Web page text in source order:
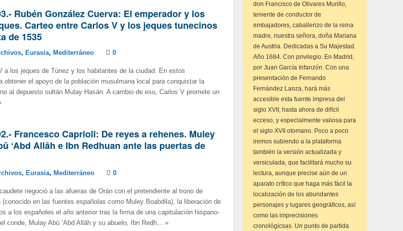
Rubén González Cuerva: El emperador y los
Carteo entre Carlos V y los jeques tunecinos
de 1535
, Eurasia, Mediterráneo 0
a los jeques de Túnez y los habitantes de la ciudad. En estos
obtener el apoyo de la población musulmana local para conquistar la
al depuesto sultán Mulay Hasán. A cambio de eso, Carlos V promete un
Francesco Caprioli: De reyes a rehenes. Muley
‘Abd Allāh e Ibn Redhuan ante las puertas de
, Eurasia, Mediterráneo 0
negoció a las afueras de Orán con el pretendiente al trono de
(conocido en las fuentes españolas como Muley Boabdila), la liberación de
a los españoles el año anterior tras la firma de una capitulación hispano-
conde, Mulay Abū ‘Abd Allāh y su abuelo, Ibn Redh... »
don Francisco de Olivares Murillo,
teniente de conductor de
embajadores, caballerizo de la reina
madre, nuestra señora, doña Mariana
de Austria. Dedicadas a Su Majestad.
Año 1684. Con privilegio. En Madrid,
por Juan García Infanzón. Con una
presentación de Fernando
Fernández Lanza, hará más
accesible esta fuente impresa del
siglo XVII, hasta ahora de difícil
ecceso, y especialmente valiosa para
el siglo XVII otomano. Poco a poco
iremos subiendo a la plataforma
también la versión actualizada y
versiculada, que facilitará mucho su
lectura, aunque precise aún de un
aparato crítico que haga más fácil la
localización de los abundantes
personajes y lugares geográficos, así
como las imprecisiones
cronológicsas. Un punto de partida